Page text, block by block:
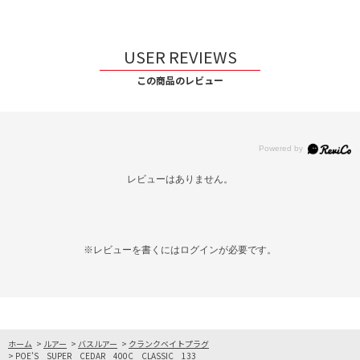
USER REVIEWS
この商品のレビュー
レビューはありません。
※レビューを書くには ログインが必要です。
ホーム > ルアー > バスルアー > クランクベイトプラグ
> POE’S SUPER CEDAR 400C CLASSIC 133